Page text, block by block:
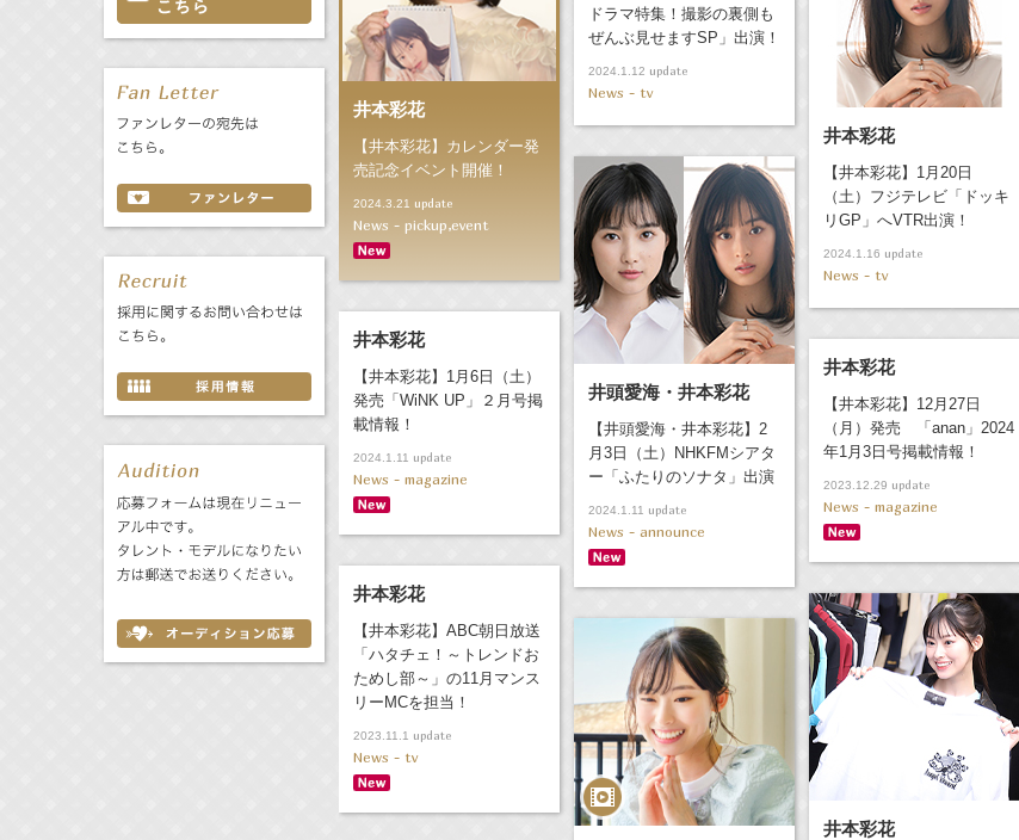
井本彩花
【井本彩花】カレンダー発
売記念イベント開催！
2024.3.21 update
News - pickup,event
井本彩花
【井本彩花】1月20日
（土）フジテレビ「ドッキ
リGP」へVTR出演！
2024.1.16 update
News - tv
ドラマ特集！撮影の裏側も
ぜんぶ見せますSP」出演！
2024.1.12 update
News - tv
井頭愛海・井本彩花
【井頭愛海・井本彩花】2
月3日（土）NHKFMシアタ
ー「ふたりのソナタ」出演
2024.1.11 update
News - announce
井本彩花
【井本彩花】1月6日（土）
発売「WiNK UP」２月号掲
載情報！
2024.1.11 update
News - magazine
井本彩花
【井本彩花】12月27日
（月）発売 「anan」2024
年1月3日号掲載情報！
2023.12.29 update
News - magazine
井本彩花
【井本彩花】ABC朝日放送
「ハタチェ！～トレンドお
ためし部～」の11月マンス
リーMCを担当！
2023.11.1 update
News - tv
井本彩花
た
な
は
ま
や
ら
わ